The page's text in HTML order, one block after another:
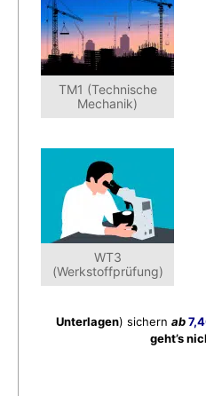
TM1 (Technische
Mechanik)
WT3
(Werkstoffprüfung)
Unterlagen) sichern ab
geht’s